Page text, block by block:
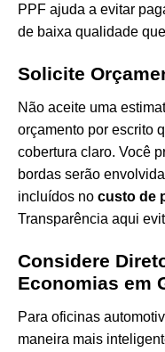
PPF ajuda a evitar
de baixa qualidade
Solicite
Não aceite uma
orçamento por escrito
cobertura claro. Você
bordas serão
incluídos no custo de
Transparência aqui
Considere
Economias em
Para oficinas
maneira mais